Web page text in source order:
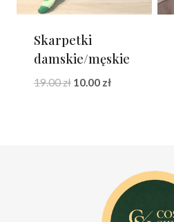
Skarpetki
damskie/męskie
19.00zł Pierwotna
10.00 złAktualna